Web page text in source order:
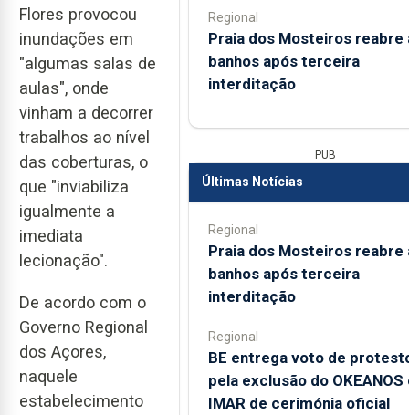
Flores provocou
inundações em
"algumas salas de
aulas", onde
vinham a decorrer
trabalhos ao nível
das coberturas, o
que "inviabiliza
igualmente a
imediata
lecionação".
De acordo com o
Governo Regional
dos Açores,
naquele
estabelecimento
Regional
Praia dos Mosteiros reabre
banhos após terceira
interditação
PUB
Últimas Notícias
Regional
Praia dos Mosteiros reabre
banhos após terceira
interditação
Regional
BE entrega voto de
pela exclusão do OKEANOS
IMAR de cerimónia oficial